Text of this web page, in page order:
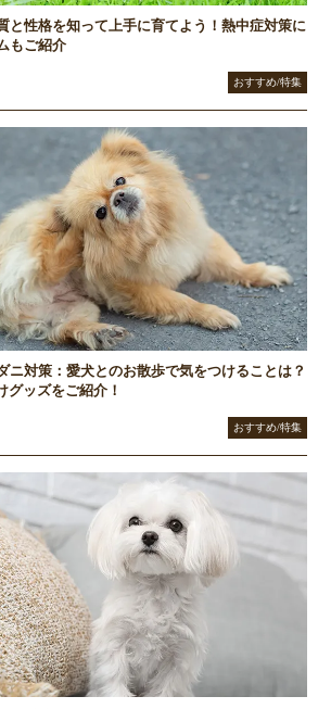
と性格を知って上手に育てよう！熱中症対策に
もご紹介
おすすめ/特集
ニ対策：愛犬とのお散歩で気をつけることは？
グッズをご紹介！
おすすめ/特集